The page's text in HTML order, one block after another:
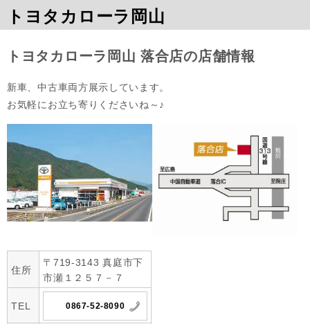
トヨタカローラ岡山
トヨタカローラ岡山 落合店の店舗情報
新車、中古車両方展示しています。
お気軽にお立ち寄りくださいね～♪
住所
〒719-3143 真庭市下
市瀬１２５７－７
TEL 0867-52-8090